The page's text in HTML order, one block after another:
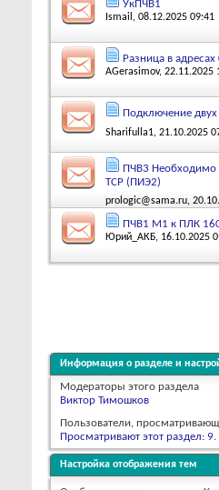
УкПЧВ1
Ismail , 08.12.2025 09:41
Разница в
AGerasimov, 22.11.2025
Подключение
Sharifulla1, 21.10.2025
ПЧВ3 Необходимо
TCP (ПИЭ2)
prologic@sama.ru,
ПЧВ1 М1 к ПЛК
Юрий_АКБ, 16.10.2025
Информация о разделе и
Модераторы этого раздела
Виктор Тимошков
Пользователи,
Просматривают этот раздел: 9.
Настройка отображения тем